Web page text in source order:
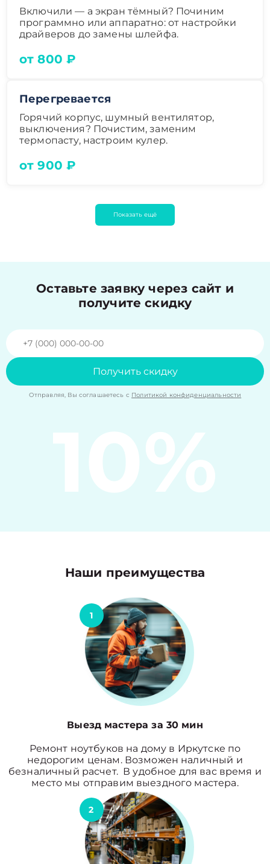
Включили — а экран тёмный? Починим
программно или аппаратно: от настройки
драйверов до замены шлейфа.
от 800 ₽
Перегревается
Горячий корпус, шумный вентилятор,
выключения? Почистим, заменим
термопасту, настроим кулер.
от 900 ₽
Показать ещё
Оставьте заявку через сайт и
получите скидку
Получить скидку
Отправляя, Вы соглашаетесь с Политикой конфиденциальности
10%
Наши преимущества
1
Выезд мастера за 30 мин
Ремонт ноутбуков на дому в Иркутске по
недорогим ценам. Возможен наличный и
безналичный расчет. В удобное для вас время и
место мы отправим выездного мастера.
2